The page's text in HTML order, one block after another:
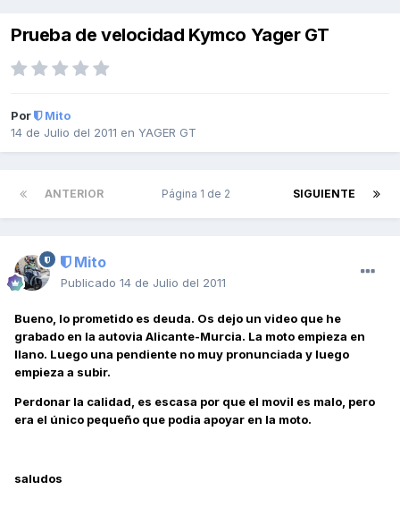
Prueba de velocidad Kymco Yager GT
Por
Mito
14 de Julio del 2011 en YAGER GT
ANTERIOR SIGUIENTE
Página 1 de 2
Mito
Publicado 14 de Julio del 2011
Bueno, lo prometido es deuda. Os dejo un video que he
grabado en la autovia Alicante-Murcia. La moto empieza en
llano. Luego una pendiente no muy pronunciada y luego
empieza a subir.
Perdonar la calidad, es escasa por que el movil es malo, pero
era el único pequeño que podia apoyar en la moto.
saludos